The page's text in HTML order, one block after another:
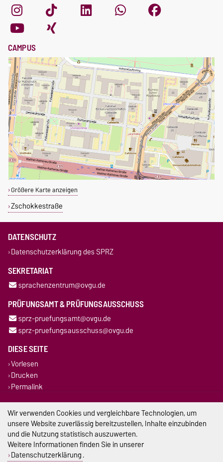
CAMPUS
Größere Karte anzeigen
Zschokkestraße
DATENSCHUTZ
Datenschutzerklärung des SPRZ
SEKRETARIAT
sprachenzentrum@ovgu.de
PRÜFUNGSAMT & PRÜFUNGSAUSSCHUSS
sprz-pruefungsamt@ovgu.de
sprz-pruefungsausschuss@ovgu.de
DIESE SEITE
Vorlesen
Drucken
Permalink
Impressum
Datenschutz
Barrierefreiheit
Wir verwenden Cookies und vergleichbare Technologien, um
unsere Website zuverlässig bereitzustellen, Inhalte einzubinden
und die Nutzung statistisch auszuwerten.
Weitere Informationen finden Sie in unserer
Datenschutzerklärung.